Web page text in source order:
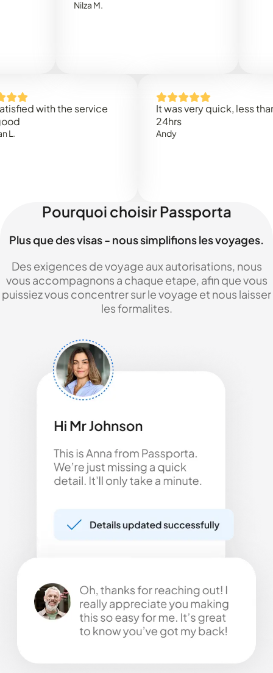
with the service
It was very quick, less than
Pourquoi choisir Passporta
Plus que des visas - nous simplifions les voyages.
Des exigences de voyage aux autorisations, nous
vous accompagnons a chaque etape, afin que vous
puissiez vous concentrer sur le voyage et nous laisser
les formalites.